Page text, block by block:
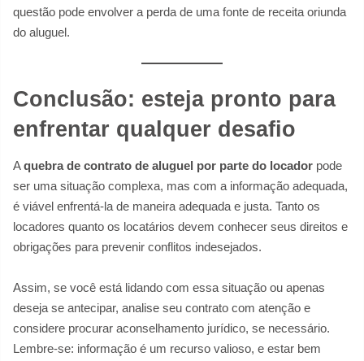
questão pode envolver a perda de uma fonte de receita oriunda
do aluguel.
Conclusão: esteja pronto para
enfrentar qualquer desafio
Aquebra de contrato de aluguel por parte do locador pode
ser uma situação complexa, mas com a informação adequada,
é viável enfrentá-la de maneira adequada e justa. Tanto os
locadores quanto os locatários devem conhecer seus direitos e
obrigações para prevenir conflitos indesejados.
Assim, se você está lidando com essa situação ou apenas
deseja se antecipar, analise seu contrato com atenção e
considere procurar aconselhamento jurídico, se necessário.
Lembre-se: informação é um recurso valioso, e estar bem